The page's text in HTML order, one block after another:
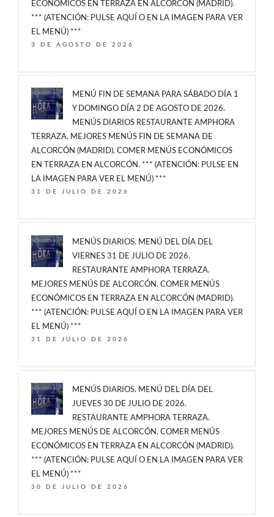
ECONÓMICOS EN TERRAZA EN ALCORCÓN (MADRID).
*** (ATENCIÓN: PULSE AQUÍ O EN LA IMAGEN PARA VER
EL MENÚ) ***
3 DE AGOSTO DE 2026
MENÚ FIN DE SEMANA PARA SÁBADO DÍA 1
Y DOMINGO DÍA 2 DE AGOSTO DE 2026.
MENÚS DIARIOS RESTAURANTE AMPHORA
TERRAZA. MEJORES MENÚS FIN DE SEMANA DE
ALCORCÓN (MADRID). COMER MENÚS ECONÓMICOS
EN TERRAZA EN ALCORCÓN. *** (ATENCIÓN: PULSE EN
LA IMAGEN PARA VER EL MENÚ) ***
31 DE JULIO DE 2026
MENÚS DIARIOS. MENÚ DEL DÍA DEL
VIERNES 31 DE JULIO DE 2026.
RESTAURANTE AMPHORA TERRAZA.
MEJORES MENÚS DE ALCORCÓN. COMER MENÚS
ECONÓMICOS EN TERRAZA EN ALCORCÓN (MADRID).
*** (ATENCIÓN: PULSE AQUÍ O EN LA IMAGEN PARA VER
EL MENÚ) ***
31 DE JULIO DE 2026
MENÚS DIARIOS. MENÚ DEL DÍA DEL
JUEVES 30 DE JULIO DE 2026.
RESTAURANTE AMPHORA TERRAZA.
MEJORES MENÚS DE ALCORCÓN. COMER MENÚS
ECONÓMICOS EN TERRAZA EN ALCORCÓN (MADRID).
*** (ATENCIÓN: PULSE AQUÍ O EN LA IMAGEN PARA VER
EL MENÚ) ***
30 DE JULIO DE 2026